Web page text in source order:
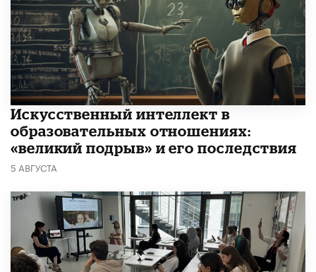
​Искусственный интеллект в
образовательных отношениях:
«великий подрыв» и его последствия
5 АВГУСТА